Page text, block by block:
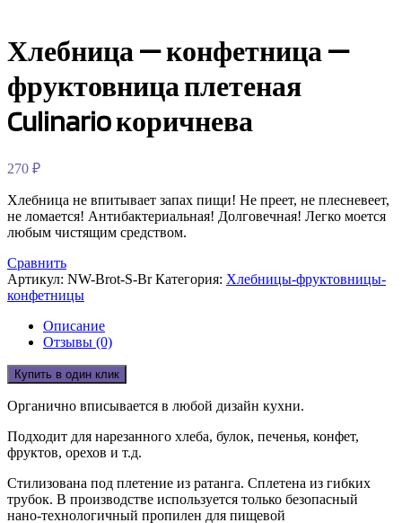
Хлебница — конфетница —
фруктовница плетеная
Culinario коричнева
270 ₽
Хлебница не впитывает запах пищи! Не преет, не плесневеет,
не ломается! Антибактериальная! Долговечная! Легко моется
любым чистящим средством.
Сравнить
Артикул: NW-Brot-S-Br Категория: Хлебницы-фруктовницы-
конфетницы
Описание
Отзывы (0)
Купить в один клик
Органично вписывается в любой дизайн кухни.
Подходит для нарезанного хлеба, булок, печенья, конфет,
фруктов, орехов и т.д.
Стилизована под плетение из ратанга. Сплетена из гибких
трубок. В производстве используется только безопасный
нано-технологичный пропилен для пищевой